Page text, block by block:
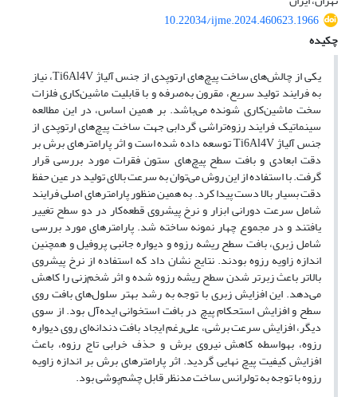
10.22034/ijme.2024.460623.1966
چکیده
یکی از چالش‌های ساخت پیچ‌‌های ارتوپدی از جنس آلیاژ Ti6Al4V، نیاز
به فرایند تولید سریع، مقرون به‌صرفه و با قابلیت ماشین‌کاری فلزات
سخت ماشین‌کاری شونده می‌باشد. بر همین اساس، در این مطالعه
سینماتیک فرایند رزوه‌تراشی گردابی جهت ساخت پیچ‌‌های ارتوپدی از
جنس آلیاژ Ti6Al4V توسعه داده شده است و اثر پارامترهای برش بر
دقت ابعادی و بافت سطح پیچ‌های ستون فقرات مورد بررسی قرار
گرفت. با استفاده از این روش می‌توان به سرعت بالای تولید در عین حفظ
دقت بسیار بالا دست پیدا کرد. به همین منظور پارامترهای اصلی فرایند
شامل سرعت دورانی ابزار و نرخ پیشروی قطعه‌کار در دو سطح تغییر
یافتند و در مجموع چهار نمونه ساخته شد. پارامترهای مورد بررسی
شامل زبری، بافت سطح ریشه رزوه و دیواره جانبی پروفیل و همچنین
اندازه زاویه رزوه بودند. نتایج نشان داد که استفاده از نرخ پیشروی
بالاتر باعث زبرتر شدن سطح ریشه رزوه شده و اثر شخم‌زنی را کاهش
می‌دهد. این افزایش زبری با توجه به رشد بهتر سلول‌های بافت روی
سطح و افزایش استحکام پیچ در بافت استخوانی ایده‌آل بود. از سوی
دیگر، افزایش سرعت برشی، علی‌رغم ایجاد بافت دندانه‌‌ای روی دیواره
رزوه، به­واسطه کاهش نیروی برش و حذف خرابی تاج رزوه، باعث
افزایش کیفیت پیچ نهایی گردید. اثر پارامترهای برش بر اندازه زاویه
رزوه با توجه به تولرانس ساخت مدنظر قابل چشم‌پوشی بود.